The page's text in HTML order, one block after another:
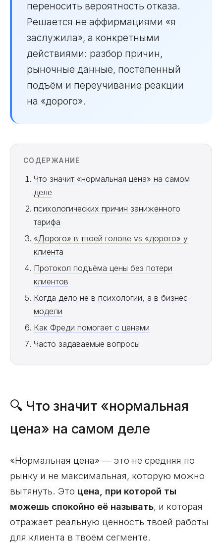
переносить вероятность отказа.
Решается не аффирмациями «я
заслужила», а конкретными
действиями: разбор причин,
рыночные данные, постепенный
подъём и переучивание реакции
на «дорого».
СОДЕРЖАНИЕ
Что значит «нормальная цена» на самом
деле
психологических причин заниженного
тарифа
«Дорого» в твоей голове vs «дорого» у
клиента
Протокол подъёма цены без потери
клиентов
Когда дело не в психологии, а в бизнес-
модели
Как Фреди помогает с ценами
Часто задаваемые вопросы
🔍 Что значит «нормальная
цена» на самом деле
«Нормальная цена» — это не средняя по
рынку и не максимальная, которую можно
вытянуть. Это цена, при которой ты
можешь спокойно её называть, и которая
отражает реальную ценность твоей работы
для клиента в твоём сегменте.